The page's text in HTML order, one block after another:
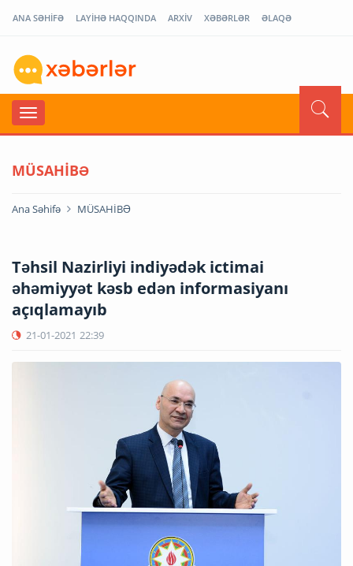
ANA SƏHİFƏ LAYİHƏ HAQQINDA ARXİV XƏBƏRLƏR ƏLAQƏ
MÜSAHİBƏ
Ana Səhifə MÜSAHİBƏ
Təhsil Nazirliyi indiyədək ictimai
əhəmiyyət kəsb edən informasiyanı
açıqlamayıb
21-01-2021 22:39